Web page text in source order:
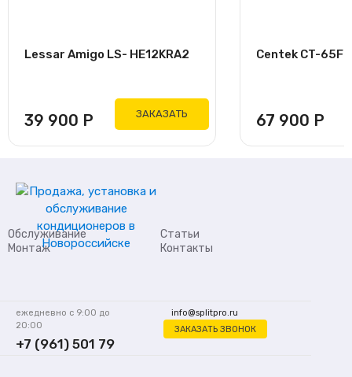
Lessar Amigo LS- HE12KRA2
39 900 Р ЗАКАЗАТЬ
Centek CT-
67 900 Р
Обслуживание
Монтаж
Статьи
Контакты
info@splitpro.ru
ЗАКАЗАТЬ ЗВОНОК
ежедневно с 9:00 до
20:00
+7 (961) 501 79